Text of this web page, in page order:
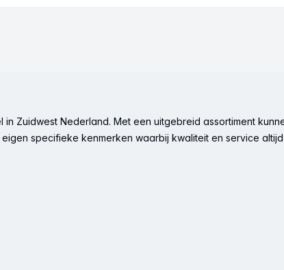
Zuidwest Nederland. Met een uitgebreid assortiment
specifieke kenmerken waarbij kwaliteit en service